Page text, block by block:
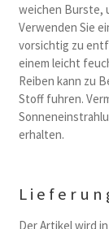
weichen Burste,
Verwenden Sie
vorsichtig zu
einem leicht
Reiben kann zu
Stoff fuhren.
erhalten.
Der Artikel wird